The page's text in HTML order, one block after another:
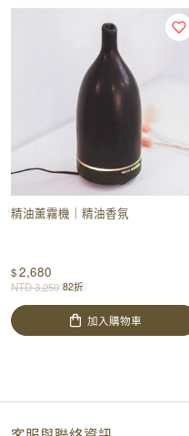
精油薰霧機｜精油香氛
$2,680
NTD3,250 82折
加入購物車